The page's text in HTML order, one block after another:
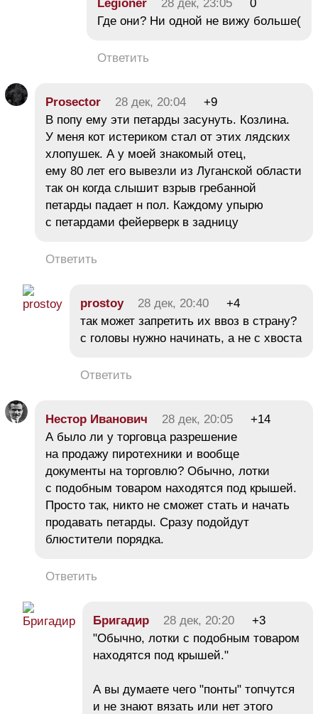
Legioner 28 дек, 23:05
0
Где они? Ни одной не вижу больше(
Ответить
Prosector 28 дек, 20:04
+9
В попу ему эти петарды засунуть. Козлина.
У меня кот истериком стал от этих лядских
хлопушек. А у моей знакомый отец,
ему 80 лет его вывезли из Луганской области
так он когда слышит взрыв гребанной
петарды падает н пол. Каждому упырю
с петардами фейерверк в задницу
Ответить
prostoy 28 дек, 20:40
+4
так может запретить их ввоз в страну?
с головы нужно начинать, а не с хвоста
Ответить
Нестор Иванович 28 дек, 20:05
+14
А было ли у торговца разрешение
на продажу пиротехники и вообще
документы на торговлю? Обычно, лотки
с подобным товаром находятся под крышей.
Просто так, никто не сможет стать и начать
продавать петарды. Сразу подойдут
блюстители порядка.
Ответить
Бригадир 28 дек, 20:20
+3
"Обычно, лотки с подобным товаром
находятся под крышей."
А вы думаете чего "понты" топчутся
и не знают вязать или нет этого